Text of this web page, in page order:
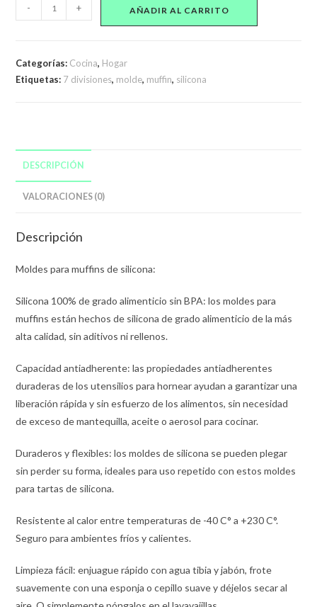
Para
de
Silicona
- + AÑADIR AL CARRITO
Categorías: Cocina, Hogar
Etiquetas: 7 divisiones, molde, muffin, silicona
DESCRIPCIÓN
VALORACIONES (0)
Descripción
Moldes para muffins de silicona:
Silicona 100% de grado alimenticio sin BPA: los moldes para
muffins están hechos de silicona de grado alimenticio de la más
alta calidad, sin aditivos ni rellenos.
Capacidad antiadherente: las propiedades antiadherentes
duraderas de los utensilios para hornear ayudan a garantizar una
liberación rápida y sin esfuerzo de los alimentos, sin necesidad
de exceso de mantequilla, aceite o aerosol para cocinar.
Duraderos y flexibles: los moldes de silicona se pueden plegar
sin perder su forma, ideales para uso repetido con estos moldes
para tartas de silicona.
Resistente al calor entre temperaturas de -40 C° a +230 C°.
Seguro para ambientes fríos y calientes.
Limpieza fácil: enjuague rápido con agua tibia y jabón, frote
suavemente con una esponja o cepillo suave y déjelos secar al